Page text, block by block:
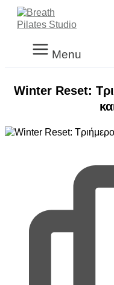
Μετάβαση
στο
περιεχόμενο
Menu
Menu
Winter Reset: